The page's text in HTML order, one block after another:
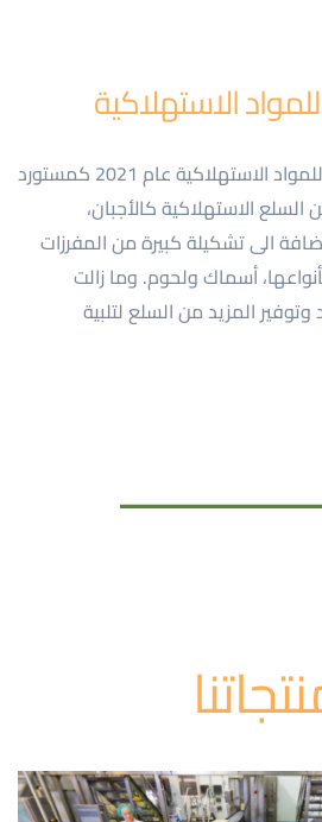
الاستهلاكية
تأسست شركة شيدا فود للمواد الاستهلاكية عام 2021 كمستورد
الاستهلاكية كالأجبان،
الى تشكيلة كبيرة من المفرزات
أسماك ولحوم. وما زالت
المزيد من السلع لتلبية